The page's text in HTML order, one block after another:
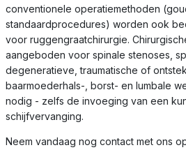
conventionele operatiemethoden
standaardprocedures) worden ook
voor ruggengraatchirurgie.
aangeboden voor spinale stenoses,
degeneratieve, traumatische of
baarmoederhals-, borst- en lumbale
nodig - zelfs de invoeging van een
schijfvervanging.
Neem vandaag nog contact met ons